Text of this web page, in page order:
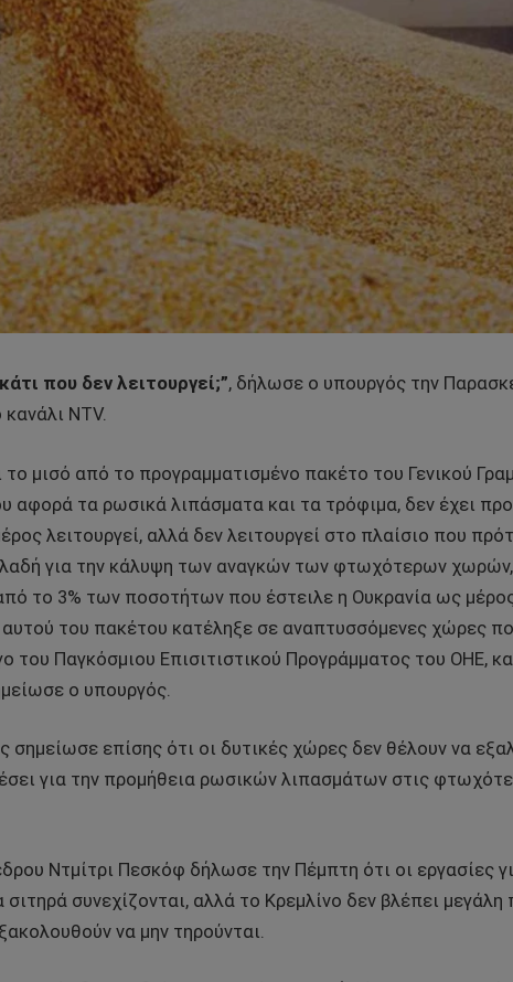
που δεν λειτουργεί;”, δήλωσε ο υπουργός την
NTV.
μισό από το προγραμματισμένο πακέτο του Γενικού
αφορά τα ρωσικά λιπάσματα και τα τρόφιμα, δεν έχει
λειτουργεί, αλλά δεν λειτουργεί στο πλαίσιο που
για την κάλυψη των αναγκών των φτωχότερων
το 3% των ποσοτήτων που έστειλε η Ουκρανία ως
του πακέτου κατέληξε σε αναπτυσσόμενες χώρες
του Παγκόσμιου Επισιτιστικού Προγράμματος του ΟΗΕ,
ο υπουργός.
επίσης ότι οι δυτικές χώρες δεν θέλουν να
για την προμήθεια ρωσικών λιπασμάτων στις
Ντμίτρι Πεσκόφ δήλωσε την Πέμπτη ότι οι εργασίες
συνεχίζονται, αλλά το Κρεμλίνο δεν βλέπει
να μην τηρούνται.